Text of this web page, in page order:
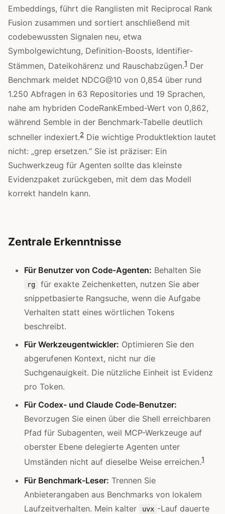
Embeddings, führt die Ranglisten mit Reciprocal Rank
Fusion zusammen und sortiert anschließend mit
codebewussten Signalen neu, etwa
Symbolgewichtung, Definition-Boosts, Identifier-
Stämmen, Dateikohärenz und Rauschabzügen.1 Der
Benchmark meldet NDCG@10 von 0,854 über rund
1.250 Abfragen in 63 Repositories und 19 Sprachen,
nahe am hybriden CodeRankEmbed-Wert von 0,862,
während Semble in der Benchmark-Tabelle deutlich
schneller indexiert.2 Die wichtige Produktlektion lautet
nicht: „grep ersetzen.“ Sie ist präziser: Ein
Suchwerkzeug für Agenten sollte das kleinste
Evidenzpaket zurückgeben, mit dem das Modell
korrekt handeln kann.
Zentrale Erkenntnisse
Für Benutzer von Code-Agenten: Behalten Sie
rg
für exakte Zeichenketten, nutzen Sie aber
snippetbasierte Rangsuche, wenn die Aufgabe
Verhalten statt eines wörtlichen Tokens
beschreibt.
Für Werkzeugentwickler: Optimieren Sie den
abgerufenen Kontext, nicht nur die
Suchgenauigkeit. Die nützliche Einheit ist Evidenz
pro Token.
Für Codex- und Claude Code-Benutzer:
Bevorzugen Sie einen über die Shell erreichbaren
Pfad für Subagenten, weil MCP-Werkzeuge auf
oberster Ebene delegierte Agenten unter
Umständen nicht auf dieselbe Weise erreichen.1
Für Benchmark-Leser: Trennen Sie
Anbieterangaben aus Benchmarks von lokalem
Laufzeitverhalten. Mein kalter
uvx -Lauf dauerte